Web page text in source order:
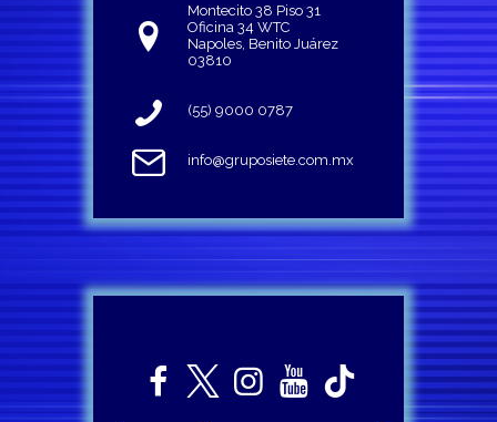
Montecito 38 Piso 31
Oficina 34 WTC
Napoles, Benito Juárez
03810
(55) 9000 0787
info@gruposiete.com.mx